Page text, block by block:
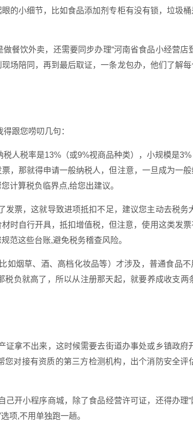
的小细节，比如食品添加剂专柜有没有锁，垃圾
餐饮外卖，还需要同步办理“河南省食品小经营店
场陪同，再到最后取证，一条龙包办，他们了解
跟您唠叨几句：
人税率是13%（或9%视商品种类），小规模是
，那就得申请一般纳税人，但注意，一旦成为一
计算税负临界点,给您出建议。
票，这就导致进项抵扣不足，建议您主动去税务
时自行开具，抵扣增值税，但注意，使用这类发
范这些台账,避免税务稽查风险。
如烟草、酒、高档化妆品等）才涉及，普通食品不
负就高了，所以从注册那天起，就要养成收支两
证拿不出来，这时候需要去街道办事处或乡镇政府
您对接有资质的第三方检测机构，出个消防安全评
己开小程序商城，除了食品经营许可证，还得办理
项,不用单独跑一趟。